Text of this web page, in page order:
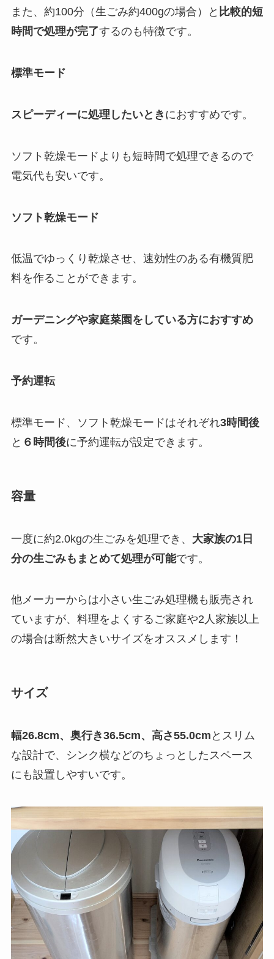
また、約100分（生ごみ約400gの場合）と 比較的短
時間で処理が完了するのも特徴です。
標準モード
スピーディーに処理したいとき におすすめです。
ソフト乾燥モードよりも短時間で処理できるので
電気代も安いです。
ソフト乾燥モード
低温でゆっくり乾燥させ、速効性のある有機質肥
料を作ることができます。
ガーデニングや家庭菜園をしている方におすすめ
です。
予約運転
標準モード、ソフト乾燥モードはそれぞれ3時間後
と ６時間後に予約運転が設定できます。
容量
一度に約2.0kgの生ごみを処理でき、 大家族の1日
分の生ごみもまとめて処理が可能です。
他メーカーからは小さい生ごみ処理機も販売され
ていますが、 料理をよくするご家庭や2人家族以上
の場合は断然大きいサイズをオススメします ！
サイズ
幅26.8cm、奥行き36.5cm、高さ55.0cm とスリム
な設計で、シンク横などのちょっとしたスペース
にも設置しやすいです。